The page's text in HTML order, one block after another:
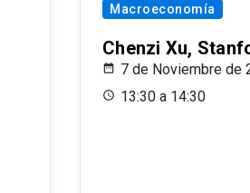
Macroeconomía
Chenzi Xu,
7 de Noviembre de
13:30 a 14:30